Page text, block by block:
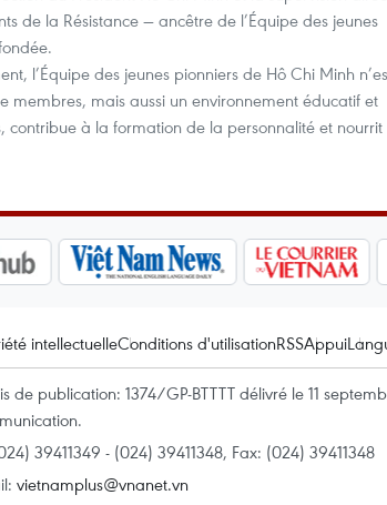
de la Résistance — ancêtre de l’Équipe des jeunes
l’Équipe des jeunes pionniers de Hô Chi Minh
membres, mais aussi un environnement éducatif et
contribue à la formation de la personnalité et nourrit
intellectuelleConditions d'utilisationRSSAppui
de publication: 1374/GP-BTTTT délivré le 11
39411349 - (024) 39411348, Fax: (024) 39411348
vietnamplus@vnanet.vn